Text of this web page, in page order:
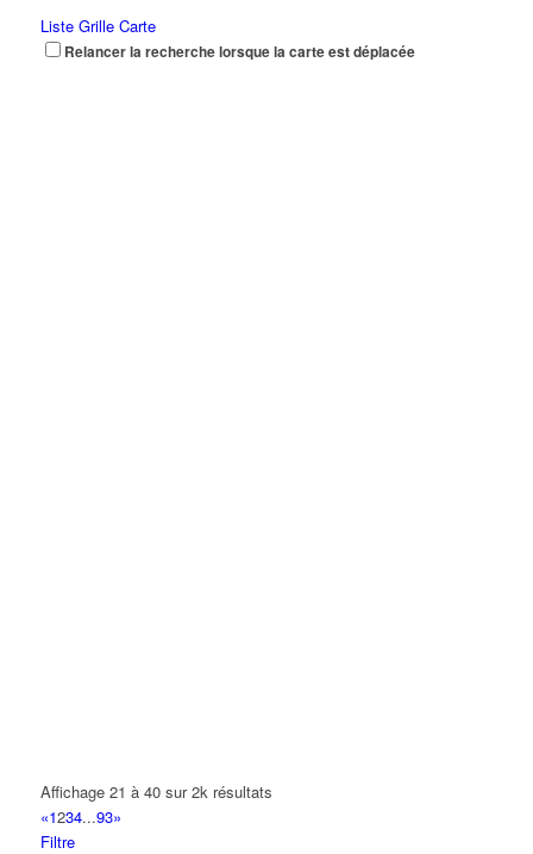
Liste Grille Carte
Relancer la recherche lorsque la carte est déplacée
Affichage 21 à 40 sur 2k résultats
«1234...93»
Filtre